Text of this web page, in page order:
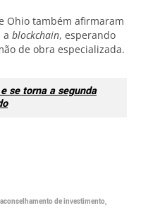
Ohio também afirmaram
a blockchain, esperando
de obra especializada.
se torna a segunda
de investimento,